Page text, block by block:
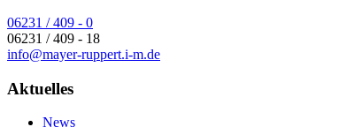
06231 / 409 - 0
06231 / 409 - 18
info@mayer-ruppert.i-m.de
Aktuelles
News